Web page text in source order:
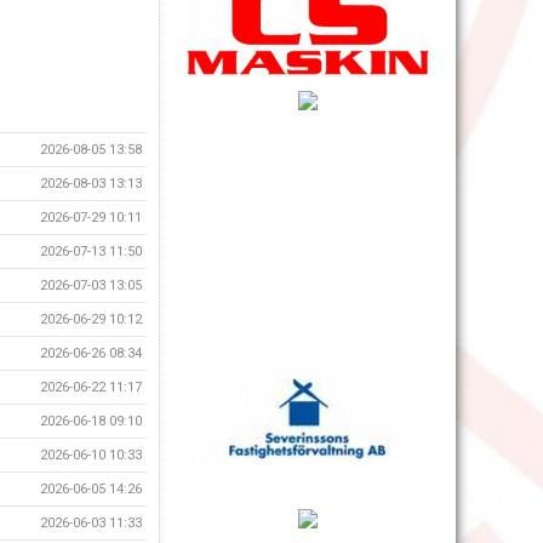
2026-08-05 13:58
2026-08-03 13:13
2026-07-29 10:11
2026-07-13 11:50
2026-07-03 13:05
2026-06-29 10:12
2026-06-26 08:34
2026-06-22 11:17
2026-06-18 09:10
2026-06-10 10:33
2026-06-05 14:26
2026-06-03 11:33